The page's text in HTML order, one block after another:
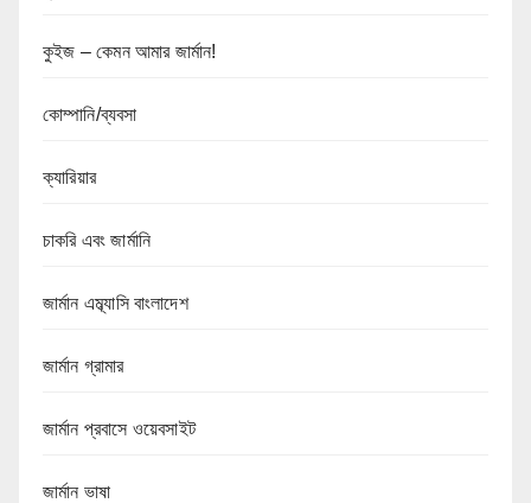
কুইজ – কেমন আমার জার্মান!
কোম্পানি/ব্যবসা
ক্যারিয়ার
চাকরি এবং জার্মানি
জার্মান এম্ব্যাসি বাংলাদেশ
জার্মান গ্রামার
জার্মান প্রবাসে ওয়েবসাইট
জার্মান ভাষা